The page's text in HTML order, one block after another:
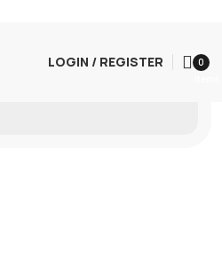
LOGIN / REGISTER
0